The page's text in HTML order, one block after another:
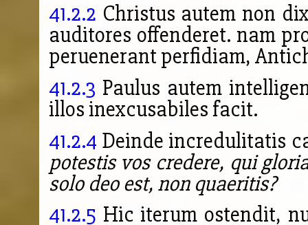
41.2.2 Christus autem non
auditores offenderet. nam
peruenerant perfidiam,
41.2.3 Paulus autem
illos inexcusabiles facit.
41.2.4 Deinde incredulitatis
potestis vos credere, qui
solo deo est, non quaeritis?
41.2.5 Hic iterum ostendit,